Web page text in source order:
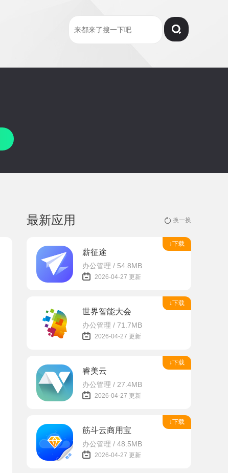
最新应用 换一换
↓下载
薪征途
办公管理 / 54.8MB
2026-04-27 更新
↓下载
世界智能大会
办公管理 / 71.7MB
2026-04-27 更新
↓下载
睿美云
办公管理 / 27.4MB
2026-04-27 更新
↓下载
筋斗云商用宝
办公管理 / 48.5MB
2026-04-27 更新